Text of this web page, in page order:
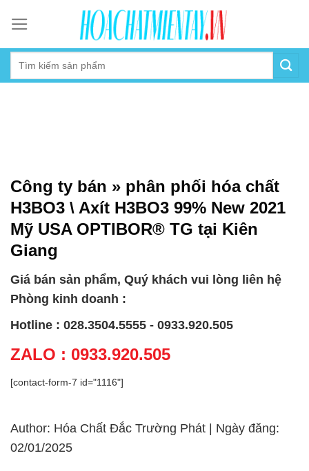
content
Công ty bán » phân phối hóa chất
H3BO3 \ Axít H3BO3 99% New 2021
Mỹ USA OPTIBOR® TG tại Kiên
Giang
Giá bán sản phẩm, Quý khách vui lòng liên hệ
Phòng kinh doanh :
Hotline : 028.3504.5555 - 0933.920.505
ZALO : 0933.920.505
[contact-form-7 id="1116"]
Author: Hóa Chất Đắc Trường Phát | Ngày đăng:
02/01/2025